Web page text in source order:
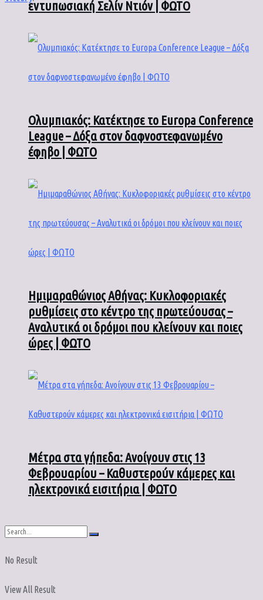
εντυπωσιακή Σελίν Ντιόν | ΦΩΤΟ
Ολυμπιακός: Κατέκτησε το Europa Conference
League – Δόξα στον δαφνοστεφανωμένο
έφηβο | ΦΩΤΟ
Ημιμαραθώνιος Αθήνας: Κυκλοφοριακές
ρυθμίσεις στο κέντρο της πρωτεύουσας –
Αναλυτικά οι δρόμοι που κλείνουν και ποιες
ώρες | ΦΩΤΟ
Μέτρα στα γήπεδα: Ανοίγουν στις 13
Φεβρουαρίου – Καθυστερούν κάμερες και
ηλεκτρονικά εισιτήρια | ΦΩΤΟ
No Result
View All Result